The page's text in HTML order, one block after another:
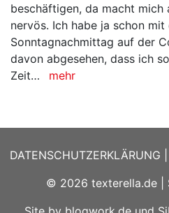
beschäftigen, da macht mich
nervös. Ich habe ja schon mit
Sonntagnachmittag auf der
davon abgesehen, dass ich
Zeit…
mehr
DATENSCHUTZERKLÄRUNG
© 2026 texterella.de|